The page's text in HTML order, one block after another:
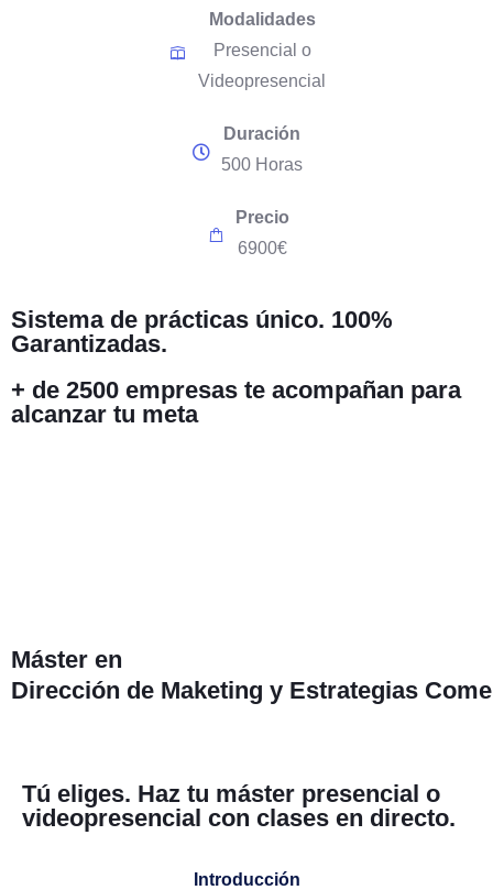
Modalidades
Presencial o
Videopresencial
Duración
500 Horas
Precio
6900€
Sistema de prácticas único. 100%
Garantizadas.
+ de 2500 empresas te acompañan para
alcanzar tu meta
Máster en
Dirección de Maketing y Estrategias
Tú eliges. Haz tu máster presencial o
videopresencial con clases en directo.
Introducción